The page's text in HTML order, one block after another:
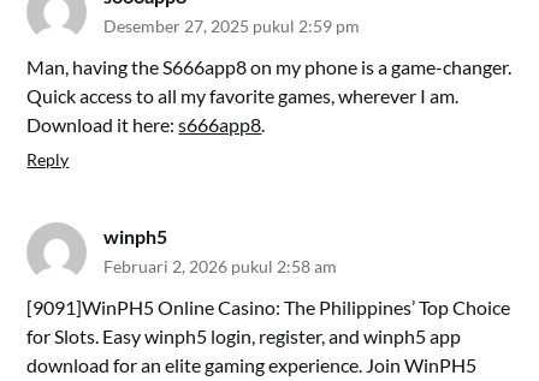
Desember 27, 2025 pukul 2:59 pm
Man, having the S666app8 on my phone is a game-changer.
Quick access to all my favorite games, wherever I am.
Download it here:s666app8.
Reply
winph5
Februari 2, 2026 pukul 2:58 am
[9091]WinPH5 Online Casino: The Philippines’ Top Choice
for Slots. Easy winph5 login, register, and winph5 app
download for an elite gaming experience. Join WinPH5